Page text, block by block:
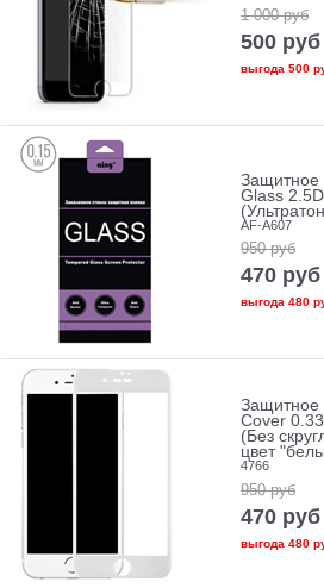
1 000 руб
500 руб
выгода 500
Защитное
Glass
AF-A607
950 руб
470 руб
выгода 480
Защитное
Cover
(Без
цвет
4766
950 руб
470 руб
выгода 480